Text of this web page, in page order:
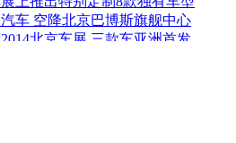
车模美腿爆乳无惧
走光
车 空降北京巴博斯旗舰中心
北京车展 三款车亚洲首发